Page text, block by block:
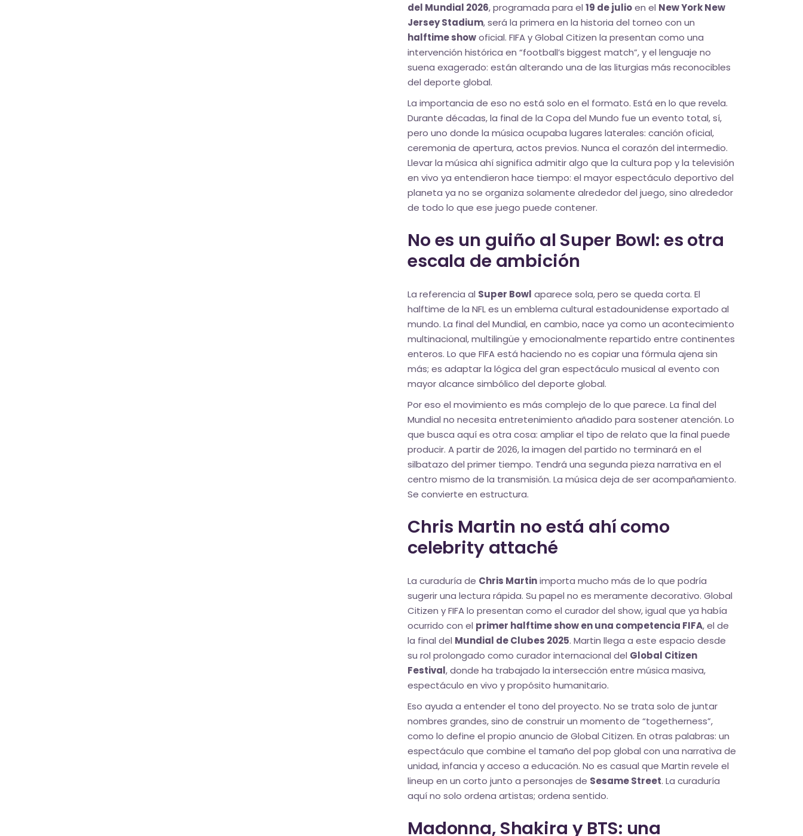
del Mundial 2026, programada para el 19 de julioen el New York New
Jersey Stadium, será la primera en la historia del torneo con un
halftime showoficial. FIFA y Global Citizen la presentan como una
intervención histórica en “football’s biggest match”, y el lenguaje no
suena exagerado: están alterando una de las liturgias más reconocibles
del deporte global.
La importancia de eso no está solo en el formato. Está en lo que revela.
Durante décadas, la final de la Copa del Mundo fue un evento total, sí,
pero uno donde la música ocupaba lugares laterales: canción oficial,
ceremonia de apertura, actos previos. Nunca el corazón del intermedio.
Llevar la música ahí significa admitir algo que la cultura pop y la televisión
en vivo ya entendieron hace tiempo: el mayor espectáculo deportivo del
planeta ya no se organiza solamente alrededor del juego, sino alrededor
de todo lo que ese juego puede contener.
No es un guiño al Super Bowl: es otra
escala de ambición
La referencia al Super Bowl aparece sola, pero se queda corta. El
halftime de la NFL es un emblema cultural estadounidense exportado al
mundo. La final del Mundial, en cambio, nace ya como un acontecimiento
multinacional, multilingüe y emocionalmente repartido entre continentes
enteros. Lo que FIFA está haciendo no es copiar una fórmula ajena sin
más; es adaptar la lógica del gran espectáculo musical al evento con
mayor alcance simbólico del deporte global.
Por eso el movimiento es más complejo de lo que parece. La final del
Mundial no necesita entretenimiento añadido para sostener atención. Lo
que busca aquí es otra cosa: ampliar el tipo de relato que la final puede
producir. A partir de 2026, la imagen del partido no terminará en el
silbatazo del primer tiempo. Tendrá una segunda pieza narrativa en el
centro mismo de la transmisión. La música deja de ser acompañamiento.
Se convierte en estructura.
Chris Martin no está ahí como
celebrity attaché
La curaduría de Chris Martinimporta mucho más de lo que podría
sugerir una lectura rápida. Su papel no es meramente decorativo. Global
Citizen y FIFA lo presentan como el curador del show, igual que ya había
ocurrido con el primer halftime show en una competencia FIFA, el de
la final del Mundial de Clubes 2025. Martin llega a este espacio desde
su rol prolongado como curador internacional del Global Citizen
Festival, donde ha trabajado la intersección entre música masiva,
espectáculo en vivo y propósito humanitario.
Eso ayuda a entender el tono del proyecto. No se trata solo de juntar
nombres grandes, sino de construir un momento de “togetherness”,
como lo define el propio anuncio de Global Citizen. En otras palabras: un
espectáculo que combine el tamaño del pop global con una narrativa de
unidad, infancia y acceso a educación. No es casual que Martin revele el
lineup en un corto junto a personajes de Sesame Street. La curaduría
aquí no solo ordena artistas; ordena sentido.
Madonna, Shakira y BTS: una